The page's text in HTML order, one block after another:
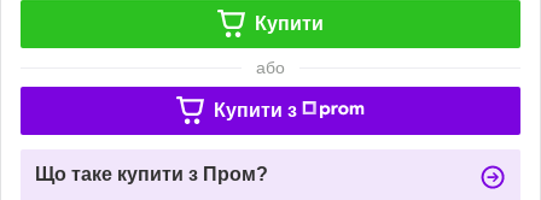
Купити
або
Купити з
Що таке купити з Пром?